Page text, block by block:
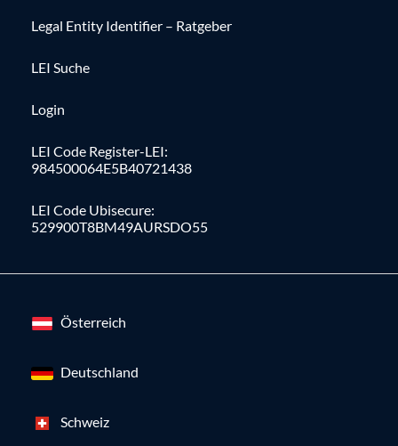
Legal Entity Identifier – Ratgeber
LEI Suche
Login
LEI Code Register-LEI:
984500064E5B40721438
LEI Code Ubisecure:
529900T8BM49AURSDO55
Österreich
Deutschland
Schweiz